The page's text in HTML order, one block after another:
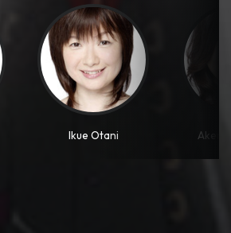
Ikue Otani Akemi